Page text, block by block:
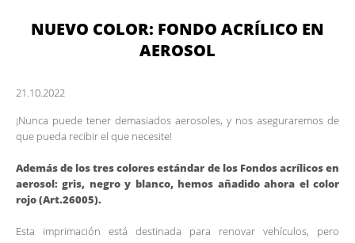
NUEVO COLOR: FONDO ACRÍLICO EN
AEROSOL
21. 10. 2022
¡Nunca puede tener demasiados aerosoles, y nos aseguraremos de
que pueda recibir el que necesite!
Además de los tres colores estándar de los Fondos acrílicos en
aerosol: gris, negro y blanco, hemos añadido ahora el color
rojo (Art.26005).
Esta imprimación está destinada para renovar vehículos, pero